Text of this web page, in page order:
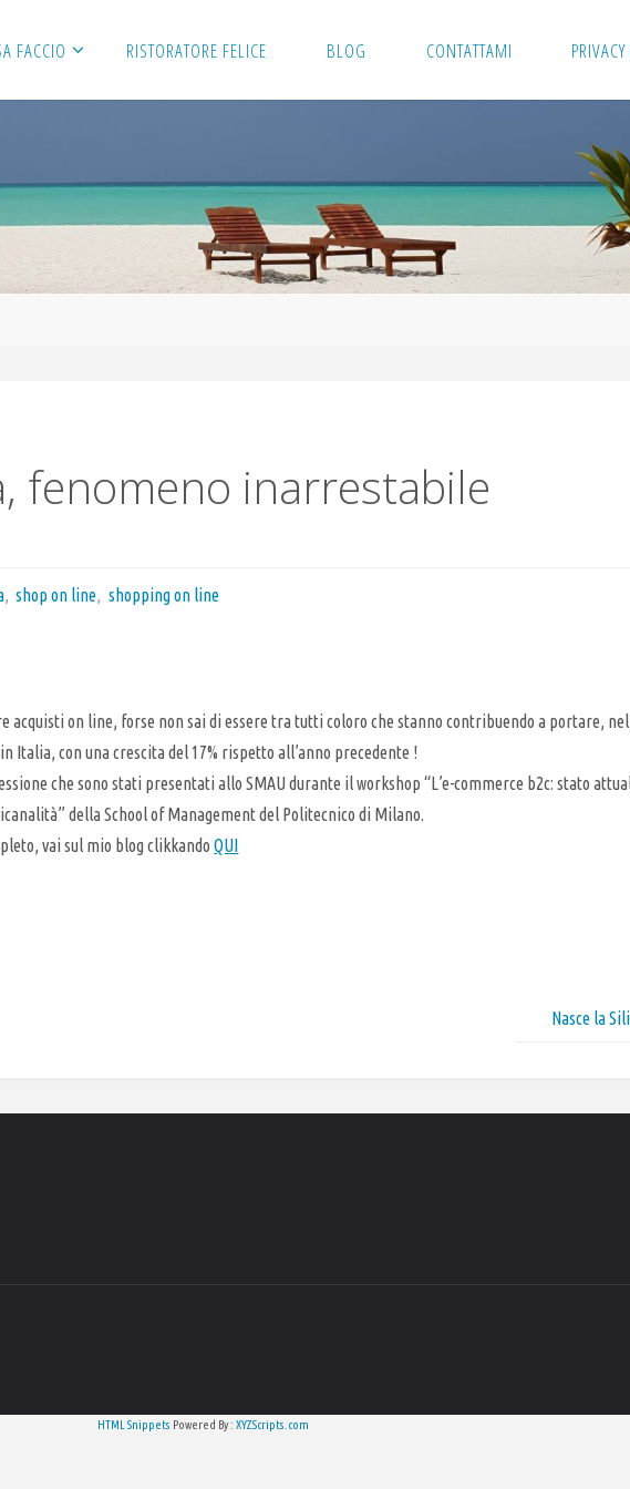
FACCIO RISTORATORE FELICE BLOG CONTATTAMI
fenomeno inarrestabile
, shop on line, shopping on line
acquisti on line, forse non sai di essere tra tutti coloro che stanno contribuendo a portare,
Italia, con una crescita del 17% rispetto all’anno precedente !
che sono stati presentati allo SMAU durante il workshop “L’e-commerce b2c: stato
della School of Management del Politecnico di Milano.
vai sul mio blog clikkandoQUI
Nasce la
HTML Snippets Powered By : XYZScripts.com